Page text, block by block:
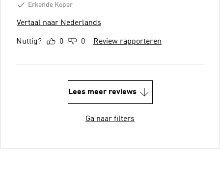
Erkende Koper
Vertaal naar Nederlands
Nuttig? 0 0 Review rapporteren
Lees meer reviews
Ga naar filters